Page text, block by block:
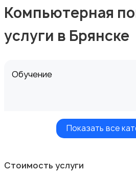
Компьютерная
услуги в Брянске
Обучение
Показать все
Стоимость услуги